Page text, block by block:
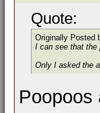
Quote:
Originally Posted
I can see that the
Only I asked the
Poopoos